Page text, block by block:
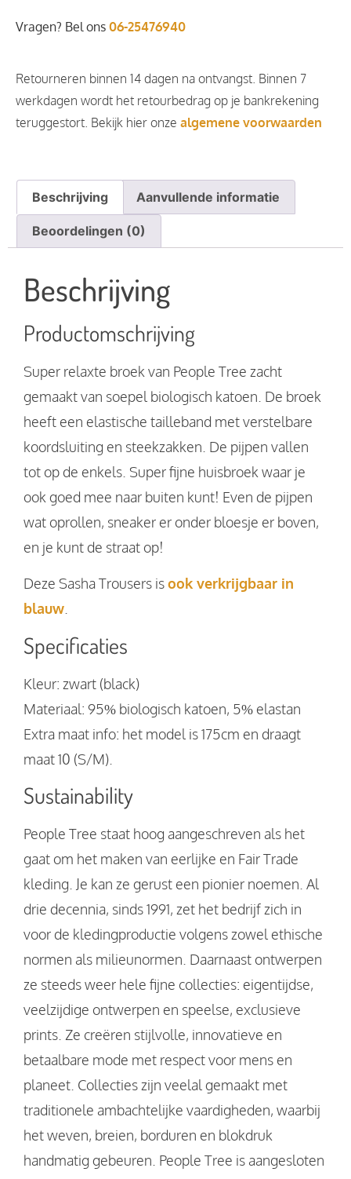
Vragen? Bel ons 06-25476940
Retourneren binnen 14 dagen na ontvangst. Binnen 7
werkdagen wordt het retourbedrag op je bankrekening
teruggestort. Bekijk hier onze algemene voorwaarden
Beschrijving Aanvullende informatie
Beoordelingen (0)
Beschrijving
Productomschrijving
Super relaxte broek van People Tree zacht
gemaakt van soepel biologisch katoen. De broek
heeft een elastische tailleband met verstelbare
koordsluiting en steekzakken. De pijpen vallen
tot op de enkels. Super fijne huisbroek waar je
ook goed mee naar buiten kunt! Even de pijpen
wat oprollen, sneaker er onder bloesje er boven,
en je kunt de straat op!
Deze Sasha Trousers isook verkrijgbaar in
blauw.
Specificaties
Kleur: zwart (black)
Materiaal: 95% biologisch katoen, 5% elastan
Extra maat info: het model is 175cm en draagt
maat 10 (S/M).
Sustainability
People Tree staat hoog aangeschreven als het
gaat om het maken van eerlijke en Fair Trade
kleding. Je kan ze gerust een pionier noemen. Al
drie decennia, sinds 1991, zet het bedrijf zich in
voor de kledingproductie volgens zowel ethische
normen als milieunormen. Daarnaast ontwerpen
ze steeds weer hele fijne collecties: eigentijdse,
veelzijdige ontwerpen en speelse, exclusieve
prints. Ze creëren stijlvolle, innovatieve en
betaalbare mode met respect voor mens en
planeet. Collecties zijn veelal gemaakt met
traditionele ambachtelijke vaardigheden, waarbij
het weven, breien, borduren en blokdruk
handmatig gebeuren. People Tree is aangesloten